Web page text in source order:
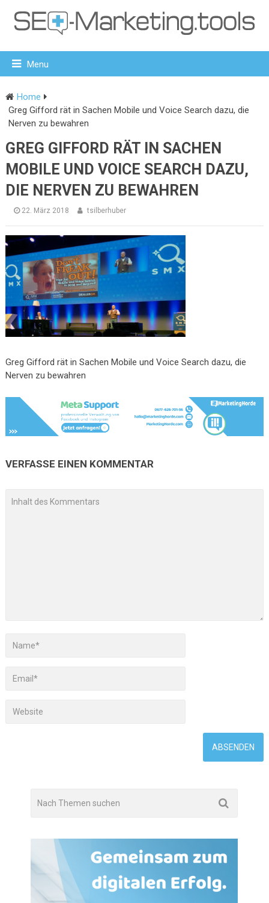
Menu
Home
Greg Gifford rät in Sachen Mobile und Voice Search dazu, die
Nerven zu bewahren
GREG GIFFORD RÄT IN SACHEN
MOBILE UND VOICE SEARCH DAZU,
DIE NERVEN ZU BEWAHREN
22. März 2018 tsilberhuber
Greg Gifford rät in Sachen Mobile und Voice Search dazu, die
Nerven zu bewahren
VERFASSE EINEN KOMMENTAR